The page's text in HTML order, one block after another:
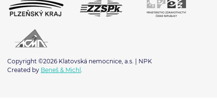
Copyright ©2026 Klatovská nemocnice, a.s. | NPK
Created by Beneš & Michl